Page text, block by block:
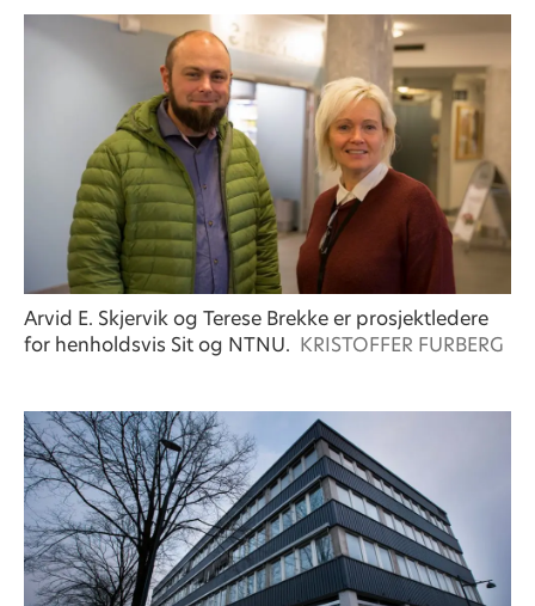
Arvid E. Skjervik og Terese Brekke er prosjektledere
for henholdsvis Sit og NTNU. KRISTOFFER FURBERG